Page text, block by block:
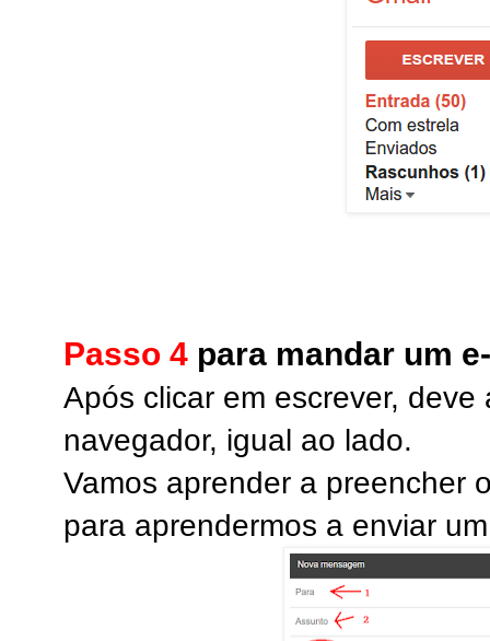
Passo 4 para mandar um
Após clicar em escrever,
navegador, igual ao lado.
Vamos aprender a preencher
para aprendermos a enviar